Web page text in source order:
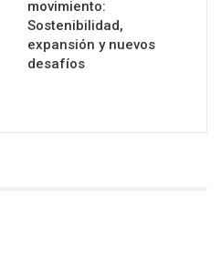
movimiento:
Sostenibilidad,
expansión y nuevos
desafíos